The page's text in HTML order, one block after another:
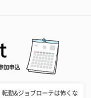
加申込
転勤&ジョブローテは怖くな